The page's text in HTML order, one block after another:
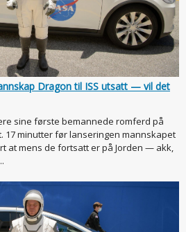
Dragon til ISS utsatt — vil det
sine første bemannede romferd på
17 minutter før lanseringen mannskapet
at mens de fortsatt er på Jorden — akk,